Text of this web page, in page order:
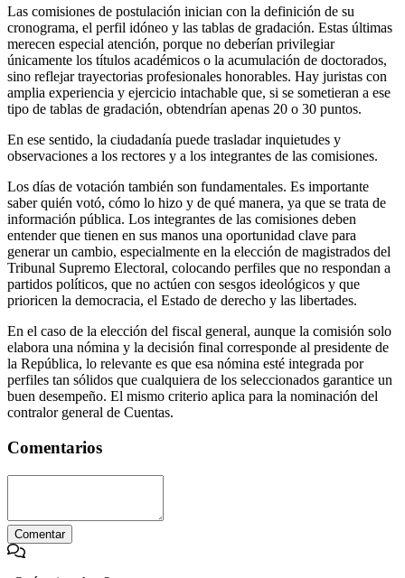
Las comisiones de postulación inician con la definición de su
cronograma, el perfil idóneo y las tablas de gradación. Estas últimas
merecen especial atención, porque no deberían privilegiar
únicamente los títulos académicos o la acumulación de doctorados,
sino reflejar trayectorias profesionales honorables. Hay juristas con
amplia experiencia y ejercicio intachable que, si se sometieran a ese
tipo de tablas de gradación, obtendrían apenas 20 o 30 puntos.
En ese sentido, la ciudadanía puede trasladar inquietudes y
observaciones a los rectores y a los integrantes de las comisiones.
Los días de votación también son fundamentales. Es importante
saber quién votó, cómo lo hizo y de qué manera, ya que se trata de
información pública. Los integrantes de las comisiones deben
entender que tienen en sus manos una oportunidad clave para
generar un cambio, especialmente en la elección de magistrados del
Tribunal Supremo Electoral, colocando perfiles que no respondan a
partidos políticos, que no actúen con sesgos ideológicos y que
prioricen la democracia, el Estado de derecho y las libertades.
En el caso de la elección del fiscal general, aunque la comisión solo
elabora una nómina y la decisión final corresponde al presidente de
la República, lo relevante es que esa nómina esté integrada por
perfiles tan sólidos que cualquiera de los seleccionados garantice un
buen desempeño. El mismo criterio aplica para la nominación del
contralor general de Cuentas.
Comentarios
Comentar